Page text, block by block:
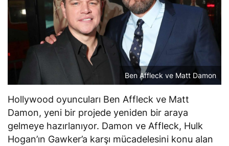
Ben Affleck ve Matt Damon
Hollywood oyuncuları Ben Affleck ve Matt
Damon, yeni bir projede yeniden bir araya
gelmeye hazırlanıyor. Damon ve Affleck, Hulk
Hogan’ın Gawker’a karşı mücadelesini konu alan